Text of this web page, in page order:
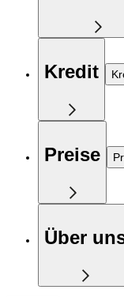
Kredit
Preise
Über